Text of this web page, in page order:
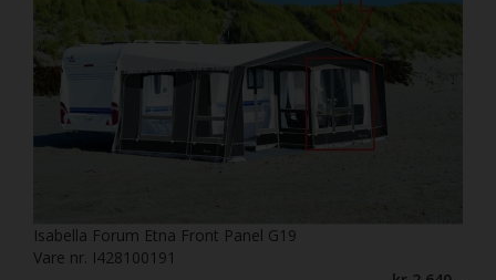
Isabella Forum Etna Front Panel G19
Vare nr. I428100191